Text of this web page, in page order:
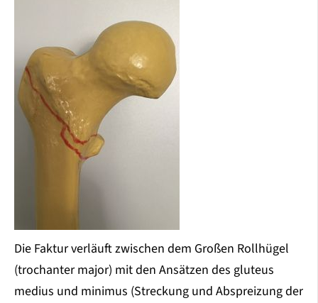
Die Faktur verläuft zwischen dem Großen Rollhügel
(trochanter major) mit den Ansätzen des gluteus
medius und minimus (Streckung und Abspreizung der